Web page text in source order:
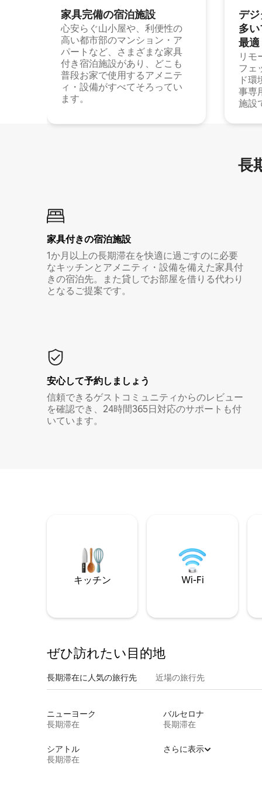
家具完備の宿⁠泊⁠施⁠設
心安らぐ山小屋や、利便性の
高い都市部のマンション・ア
パートなど、さまざまな家具
付き宿泊施設があり、どこも
普段お家で使用するアメニテ
ィ・設備がすべてそろってい
ます。
デ
多⁠
最⁠適
リモ
フェ
ド
事専
施設
長
家具付き⁠の宿⁠泊⁠施⁠設
1か月以上の長期滞在を快適に過ごすのに必要
なキッチンとアメニティ・設備を備えた家具付
きの宿泊先。また貸しでお部屋を借りる代わり
となるご提案です。
安心して予約しましょう
信頼できるゲストコミュニティからのレビュー
を確認でき、24時間365日対応のサポートも付
いています。
キッチン Wi-Fi
ぜひ訪⁠れ⁠た⁠い目⁠的⁠地
長期滞在に人気の旅行先 近場の旅行先
ニューヨーク
長期滞在
バルセロナ
長期滞在
シアトル
長期滞在
さらに表示